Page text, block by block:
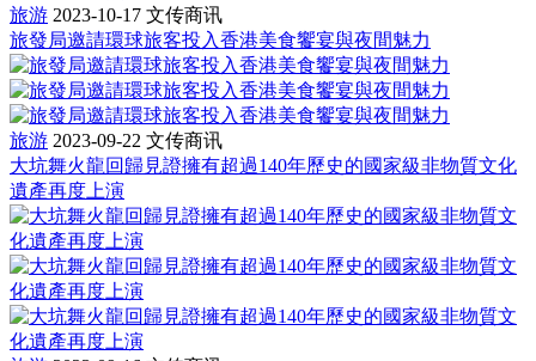
旅游 2023-10-17 文传商讯
旅發局邀請環球旅客投入香港美食饗宴與夜間魅力
旅游 2023-09-22 文传商讯
大坑舞火龍回歸見證擁有超過140年歷史的國家級非物質文化
遺產再度上演